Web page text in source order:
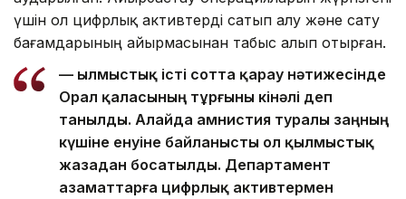
үшін ол цифрлық активтерді сатып алу және сату
бағамдарының айырмасынан табыс алып отырған.
— Қылмыстық істі сотта қарау нәтижесінде
Орал қаласының тұрғыны кінәлі деп
танылды. Алайда амнистия туралы заңның
күшіне енуіне байланысты ол қылмыстық
жазадан босатылды. Департамент
азаматтарға цифрлық активтермен